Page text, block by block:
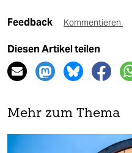
Feedback Kommentieren
Diesen Artikel teilen
Mehr zum Thema